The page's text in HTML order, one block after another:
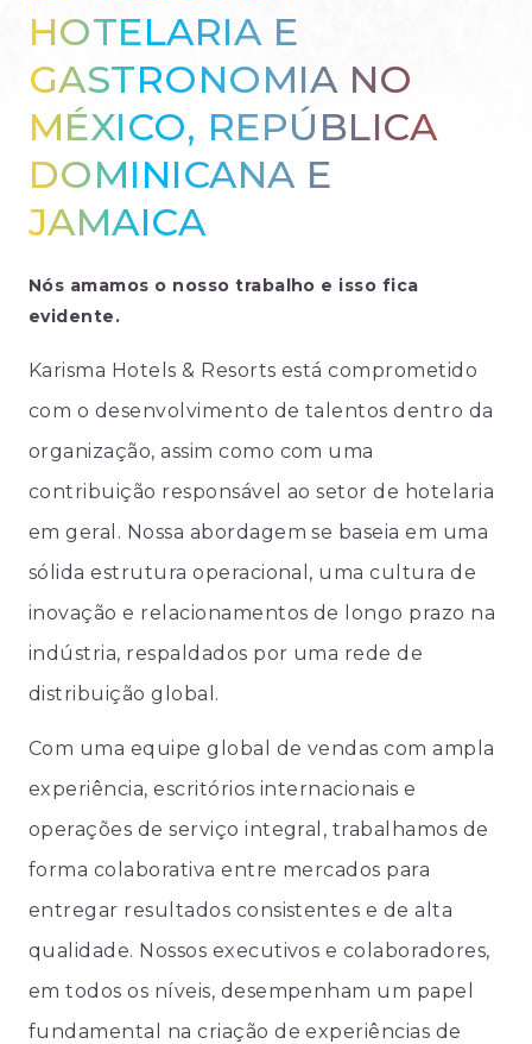
HOTELARIA E
GASTRONOMIA NO
MÉXICO, REPÚBLICA
DOMINICANA E
JAMAICA
Nós amamos o nosso trabalho e isso fica
evidente.
Karisma Hotels & Resorts está comprometido
com o desenvolvimento de talentos dentro da
organização, assim como com uma
contribuição responsável ao setor de hotelaria
em geral. Nossa abordagem se baseia em uma
sólida estrutura operacional, uma cultura de
inovação e relacionamentos de longo prazo na
indústria, respaldados por uma rede de
distribuição global.
Com uma equipe global de vendas com ampla
experiência, escritórios internacionais e
operações de serviço integral, trabalhamos de
forma colaborativa entre mercados para
entregar resultados consistentes e de alta
qualidade. Nossos executivos e colaboradores,
em todos os níveis, desempenham um papel
fundamental na criação de experiências de